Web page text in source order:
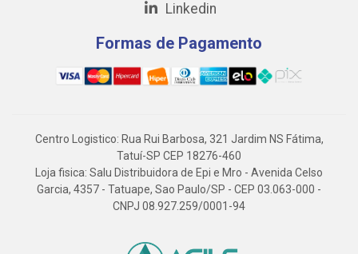
Linkedin
Formas de Pagamento
Centro Logistico: Rua Rui Barbosa, 321 Jardim NS Fátima,
Tatuí-SP CEP 18276-460
Loja fisica: Salu Distribuidora de Epi e Mro - Avenida Celso
Garcia, 4357 - Tatuape, Sao Paulo/SP - CEP 03.063-000 -
CNPJ 08.927.259/0001-94